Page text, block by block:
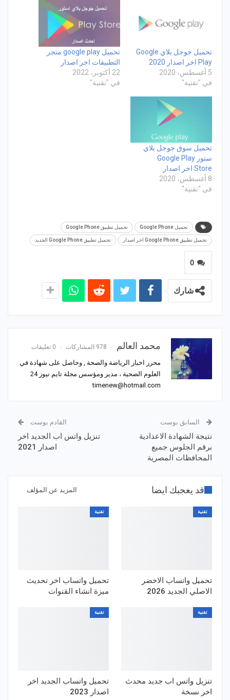
تحميل جوجل بلاي Google
Play اخر اصدار 2020
5 أغسطس، 2020
في "تقنية"
تحميل google play متجر
التطبيقات اخر اصدار
22 أكتوبر، 2022
في "تقنية"
تحميل سوق جوجل بلاي
ستور Google Play
Store اخر اصدار
8 أغسطس، 2020
في "تقنية"
تحميل Google Phone تحميل تطبيق Google Phone
تحميل تطبيق Google Phone اخر اصدار تحميل تطبيق Google Phone الجديد
0
شارك
محمد العالم 978 المشاركات 0 تعليقات
محرر اخبار الرياضة والصحة , وحاصل على شهادة في
العلوم الصحية ، مدير ومؤسس مجلة تايم نيوز 24
timenew@hotmail.com
السابق بوست
نتيجة الشهادة الاعدادية
برقم الجلوس جميع
المحافظات المصرية
القادم بوست
تنزيل واتس اب الجديد اخر
اصدار 2021
قد يعجبك ايضا المزيد عن المؤلف
تقنية
تحميل واتساب الاخضر
الاصلي الجديد 2026
تقنية
تحميل واتساب اخر تحديث
ميزة انشاء القنوات
تقنية
تنزيل واتس اب جديد محدث
اخر نسخة
تقنية
تحميل واتساب الجديد اخر
اصدار 2023